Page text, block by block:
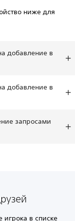
ниже для
добавление в
добавление в
запросами
игрока в списке